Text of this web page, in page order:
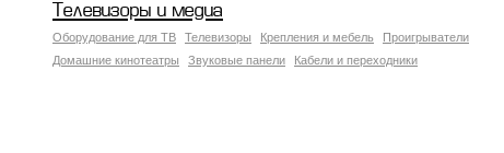
Телевизоры и медиа
Оборудование для ТВ Телевизоры Крепления и мебель
Проигрыватели
Домашние кинотеатры
Звуковые панели Кабели и переходники